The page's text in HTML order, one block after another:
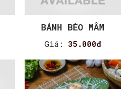
BÁNH BÈO MÂM
Giá: 35.000đ